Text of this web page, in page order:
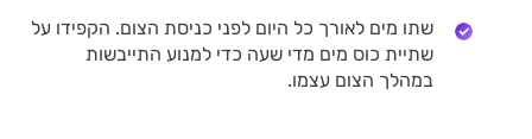
שתו מים לאורך כל היום לפני כניסת הצום. הקפידו על
שתיית כוס מים מדי שעה כדי למנוע התייבשות
במהלך הצום עצמו.